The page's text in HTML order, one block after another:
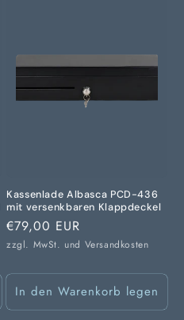
Kassenlade Albasca PCD-436
mit versenkbaren Klappdeckel
Normaler
Preis
€79,00 EUR
zzgl. MwSt. und Versandkosten
In den Warenkorb legen